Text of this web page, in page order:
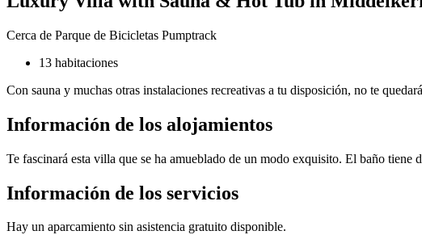
Cerca de Parque de Bicicletas Pumptrack
13 habitaciones
Con sauna y muchas otras instalaciones recreativas a tu disposición, no te
Información de los alojamientos
Te fascinará esta villa que se ha amueblado de un modo exquisito. El baño tiene
Información de los servicios
Hay un aparcamiento sin asistencia gratuito disponible.